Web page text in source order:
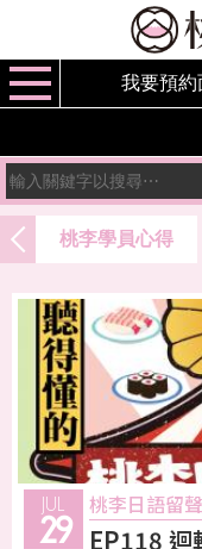
我要預約
桃李學員心得
JUL
29
桃李日語留
EP118 迴